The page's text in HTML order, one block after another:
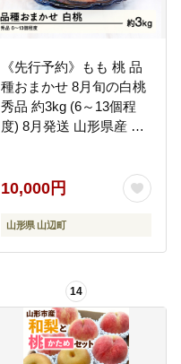
《先行予約》もも 桃 品
種おまかせ 8月旬の白桃
秀品 約3kg (6～13個程
度) 8月発送 山形県産 nf-
10,000円
山形県 山辺町
14